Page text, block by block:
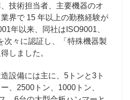
技術担当者、主要機器のオ
界で 15 年以上の勤務経験が
年以来、同社はISO9001、
次々に認証し、「特殊機器製
しました。
設備には主に、5トンと3ト
、2500トン、1000トン、